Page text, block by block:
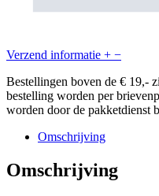
Verzend informatie + −
Bestellingen boven de € 19,-
bestelling worden per
worden door de pakketdienst
Omschrijving
Omschrijving